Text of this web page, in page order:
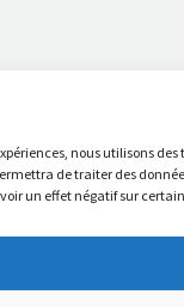
nous utilisons
de traiter des
un effet négatif sur